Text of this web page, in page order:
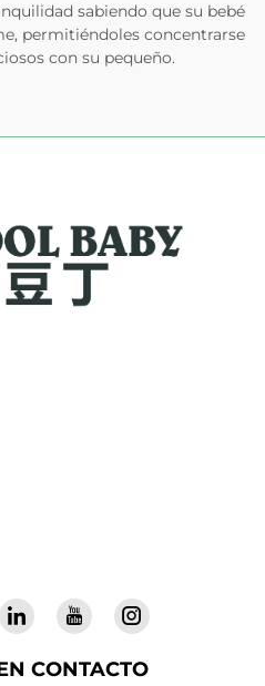
sabiendo que su bebé
permitiéndoles concentrarse
con su pequeño.
CONTACTO